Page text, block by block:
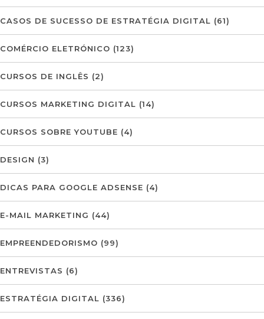
CASOS DE SUCESSO DE ESTRATÉGIA DIGITAL (61)
COMÉRCIO ELETRÓNICO (123)
CURSOS DE INGLÊS (2)
CURSOS MARKETING DIGITAL (14)
CURSOS SOBRE YOUTUBE (4)
DESIGN (3)
DICAS PARA GOOGLE ADSENSE (4)
E-MAIL MARKETING (44)
EMPREENDEDORISMO (99)
ENTREVISTAS (6)
ESTRATÉGIA DIGITAL (336)